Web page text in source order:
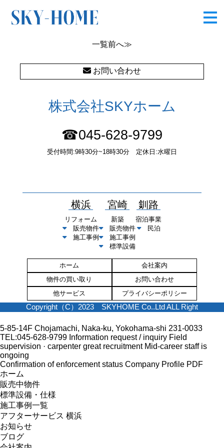
OLYMPUS DIGITAL CAMERA
一覧前へ≫
お問い合わせ
株式会社SKYホーム
☎045-628-9799
受付時間:9時30分~18時30分 定休日:水曜日
横浜
リフォーム
販売物件
施工事例
宮崎
新築
販売物件
施工事例
標準設備
釧路
宿泊事業
民泊
ホーム
会社案内
物件の買い取り
お問い合わせ
他サービス
プライバシーポリシー
Copyright（C）2023 SKYHOME Co..Ltd ALL Right
5-85-14F Chojamachi, Naka-ku, Yokohama-shi 231-0033
TEL:045-628-9799 Information request / inquiry Field
supervision · carpenter great recruitment Mid-career staff is
ongoing
Confirmation of enforcement status Company Profile PDF
ホーム
販売中物件
標準設備・仕様
施工事例一覧
アフターサービス 横浜
お知らせ
ブログ